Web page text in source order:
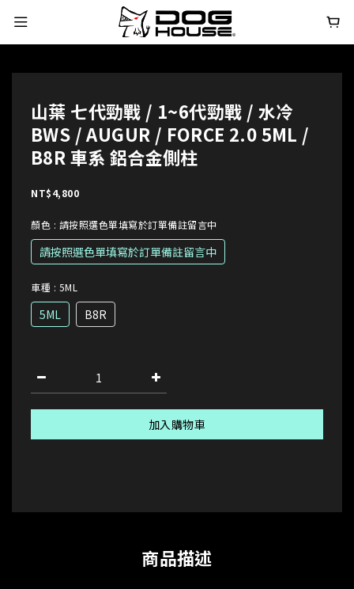
山葉 七代勁戰 / 1~6代勁戰 / 水冷
BWS / AUGUR / FORCE 2.0 5ML /
B8R 車系 鋁合金側柱
NT$4,800
顏色 : 請按照選色單填寫於訂單備註留言中
請按照選色單填寫於訂單備註留言中
車種 : 5ML
5ML B8R
加入購物車
商品描述